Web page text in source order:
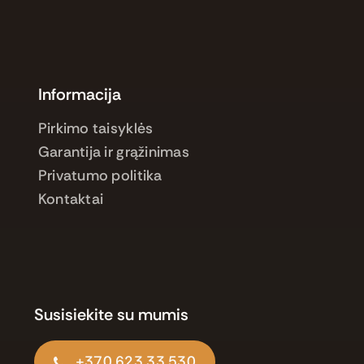
Informacija
Pirkimo taisyklės
Garantija ir grąžinimas
Privatumo politika
Kontaktai
Susisiekite su mumis